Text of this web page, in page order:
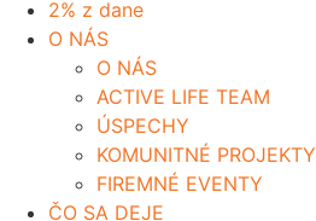
2% z dane
O NÁS
O NÁS
ACTIVE LIFE TEAM
ÚSPECHY
KOMUNITNÉ PROJEKTY
FIREMNÉ EVENTY
ČO SA DEJE